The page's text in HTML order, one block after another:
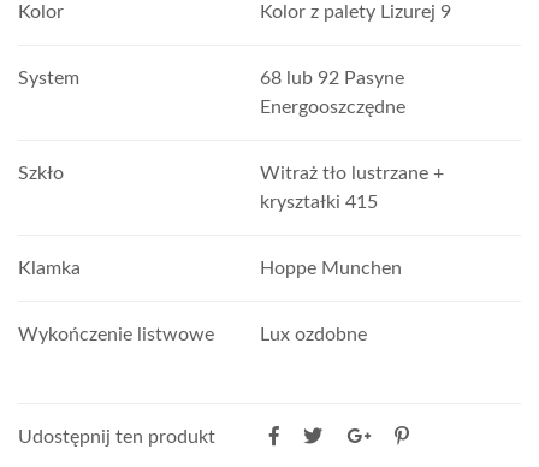
Kolor Kolor z palety Lizurej 9
System
68 lub 92 Pasyne
Energooszczędne
Szkło
Witraż tło lustrzane +
kryształki 415
Klamka Hoppe Munchen
Wykończenie listwowe Lux ozdobne
Udostępnij ten produkt